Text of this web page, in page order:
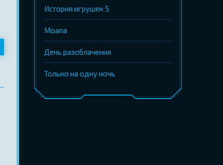
История игрушек 5
Moana
День разоблачения
Только на одну ночь